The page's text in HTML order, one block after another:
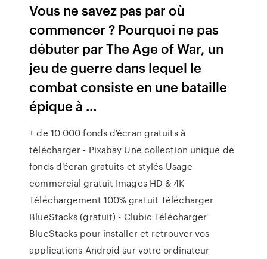
Vous ne savez pas par où
commencer ? Pourquoi ne pas
débuter par The Age of War, un
jeu de guerre dans lequel le
combat consiste en une bataille
épique à …
+ de 10 000 fonds d'écran gratuits à
télécharger - Pixabay Une collection unique de
fonds d'écran gratuits et stylés Usage
commercial gratuit Images HD & 4K
Téléchargement 100% gratuit Télécharger
BlueStacks (gratuit) - Clubic Télécharger
BlueStacks pour installer et retrouver vos
applications Android sur votre ordinateur